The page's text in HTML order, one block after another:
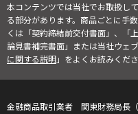
本コンテンツでは当社でお取扱し
る部分があります。商品ごとに手
くは「契約締結前交付書面」、「
論見書補完書面」または当社ウェ
に関する説明」をよくお読みくださ
金融商品取引業者 関東財務局長